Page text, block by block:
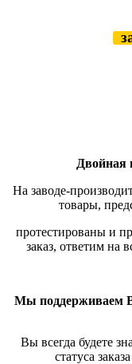
Двойная
На заводе-
товары,
протестированы и
заказ, ответим на
Мы поддерживаем
Вы всегда будете
статуса